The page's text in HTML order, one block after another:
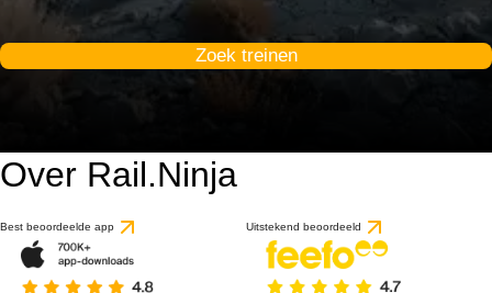
Zoek treinen
Over Rail.Ninja
Best beoordeelde app Uitstekend beoordeeld